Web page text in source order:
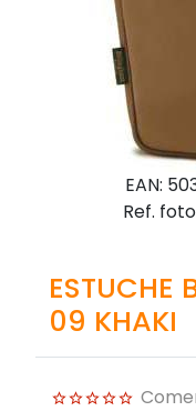
EAN:
Ref.
ESTUCHE
09 KHAKI